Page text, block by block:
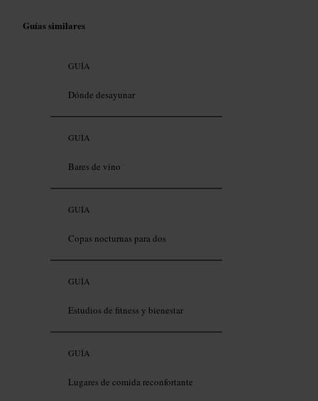
Guías similares
GUÍA
Dónde desayunar
GUÍA
Bares de vino
GUÍA
Copas nocturnas para dos
GUÍA
Estudios de fitness y bienestar
GUÍA
Lugares de comida reconfortante